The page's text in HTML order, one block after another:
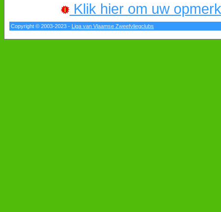
Klik hier om uw
Copyright © 2003-2023 - Liga van Vlaamse Zweefvliegclubs